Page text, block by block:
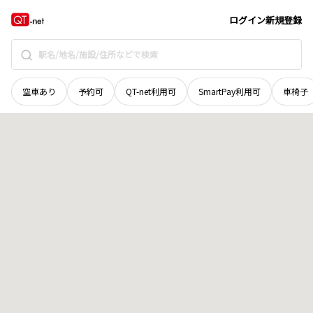
ログイン新規登録
空車あり 予約可 QT-net利用可 SmartPay利用可 車椅子
北海道